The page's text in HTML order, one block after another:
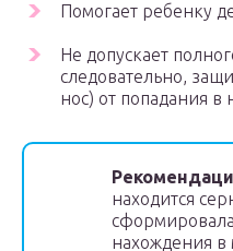
Помогает ребенку
Не допускает
следовательно,
нос) от попадания в
находится
нахождения